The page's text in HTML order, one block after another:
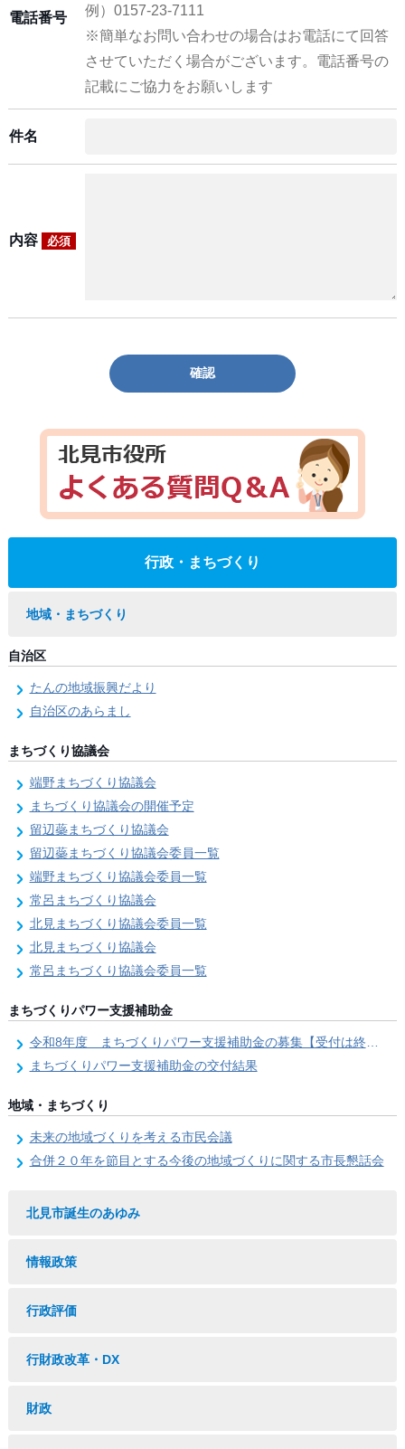
電話番号
例）0157-23-7111
※簡単なお問い合わせの場合はお電話にて回答
させていただく場合がございます。電話番号の
記載にご協力をお願いします
件名
内容 必須
確認
行政・まちづくり
地域・まちづくり
自治区
たんの地域振興だより
自治区のあらまし
まちづくり協議会
端野まちづくり協議会
まちづくり協議会の開催予定
留辺蘂まちづくり協議会
留辺蘂まちづくり協議会委員一覧
端野まちづくり協議会委員一覧
常呂まちづくり協議会
北見まちづくり協議会委員一覧
北見まちづくり協議会
常呂まちづくり協議会委員一覧
まちづくりパワー支援補助金
令和8年度 まちづくりパワー支援補助金の募集【受付は終了しました。】
まちづくりパワー支援補助金の交付結果
地域・まちづくり
未来の地域づくりを考える市民会議
合併２０年を節目とする今後の地域づくりに関する市長懇話会
北見市誕生のあゆみ
情報政策
行政評価
行財政改革・DX
財政